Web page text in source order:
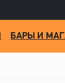
БАРЫ И